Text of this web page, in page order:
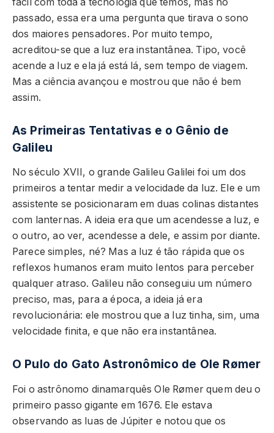
passado, essa era uma pergunta que tirava o sono
dos maiores pensadores. Por muito tempo,
acreditou-se que a luz era instantânea. Tipo, você
acende a luz e ela já está lá, sem tempo de viagem.
Mas a ciência avançou e mostrou que não é bem
assim.
As Primeiras Tentativas e o Gênio de
Galileu
No século XVII, o grande Galileu Galilei foi um dos
primeiros a tentar medir a velocidade da luz. Ele e um
assistente se posicionaram em duas colinas distantes
com lanternas. A ideia era que um acendesse a luz, e
o outro, ao ver, acendesse a dele, e assim por diante.
Parece simples, né? Mas a luz é tão rápida que os
reflexos humanos eram muito lentos para perceber
qualquer atraso. Galileu não conseguiu um número
preciso, mas, para a época, a ideia já era
revolucionária: ele mostrou que a luz tinha, sim, uma
velocidade finita, e que não era instantânea.
O Pulo do Gato Astronômico de Ole Rømer
Foi o astrônomo dinamarquês Ole Rømer quem deu o
primeiro passo gigante em 1676. Ele estava
observando as luas de Júpiter e notou que os